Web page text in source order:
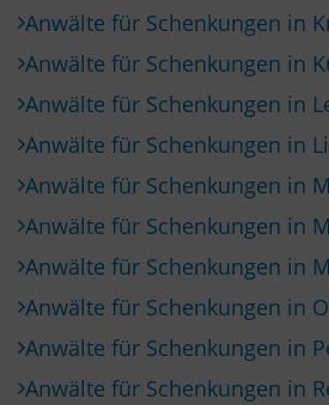
Anwälte für Schenkungen in
Anwälte für Schenkungen in
Anwälte für Schenkungen in
Anwälte für Schenkungen in
Anwälte für Schenkungen in
Anwälte für Schenkungen in
Anwälte für Schenkungen in
Anwälte für Schenkungen in
Anwälte für Schenkungen in
Anwälte für Schenkungen in